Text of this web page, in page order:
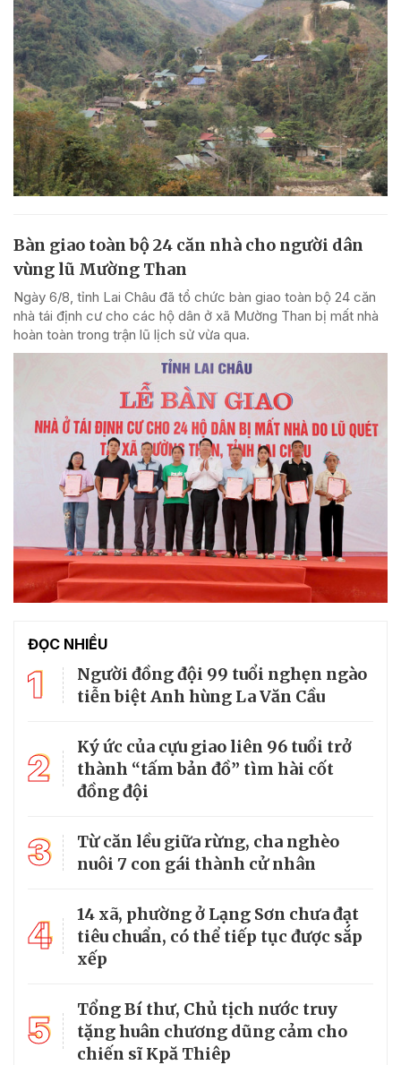
Bàn giao toàn bộ 24 căn nhà cho người dân
vùng lũ Mường Than
Ngày 6/8, tỉnh Lai Châu đã tổ chức bàn giao toàn bộ 24 căn
nhà tái định cư cho các hộ dân ở xã Mường Than bị mất nhà
hoàn toàn trong trận lũ lịch sử vừa qua.
ĐỌC NHIỀU
1
Người đồng đội 99 tuổi nghẹn ngào
tiễn biệt Anh hùng La Văn Cầu
2
Ký ức của cựu giao liên 96 tuổi trở
thành “tấm bản đồ” tìm hài cốt
đồng đội
3
Từ căn lều giữa rừng, cha nghèo
nuôi 7 con gái thành cử nhân
4
14 xã, phường ở Lạng Sơn chưa đạt
tiêu chuẩn, có thể tiếp tục được sắp
xếp
5
Tổng Bí thư, Chủ tịch nước truy
tặng huân chương dũng cảm cho
chiến sĩ Kpă Thiêp